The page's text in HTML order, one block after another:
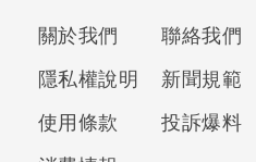
關於我們
聯絡我們
隱私權說明
新聞規範
使用條款
投訴爆料